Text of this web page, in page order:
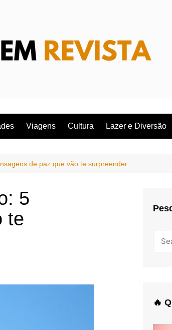
Viagens Cultura Lazer e Diversão
de paz que vão te surpreender
5
te
🔥